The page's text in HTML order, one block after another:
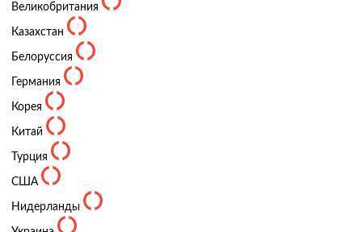
Великобритания
Казахстан
Белоруссия
Германия
Корея
Китай
Турция
США
Нидерланды